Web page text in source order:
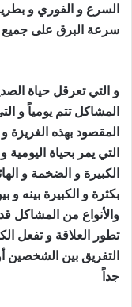
السرع و الفوري و
سرعة البرق على جميع
و التي تعرقل حياة
المشاكل تتم يومياً و
المقصود بهذه
التي يمر بحياة
الكبيرة و الضخمة و
بكثرة و الكبيرة بينه
والأنواع من المشاكل
تطور العلاقة و تفعل
التفريق بين
جداً